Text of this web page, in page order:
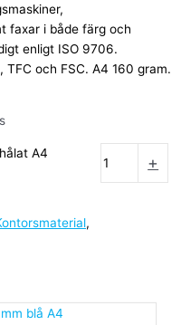
faxar i både färg och
enligt ISO 9706.
TFC och FSC. A4 160 gram.
A4
+
,